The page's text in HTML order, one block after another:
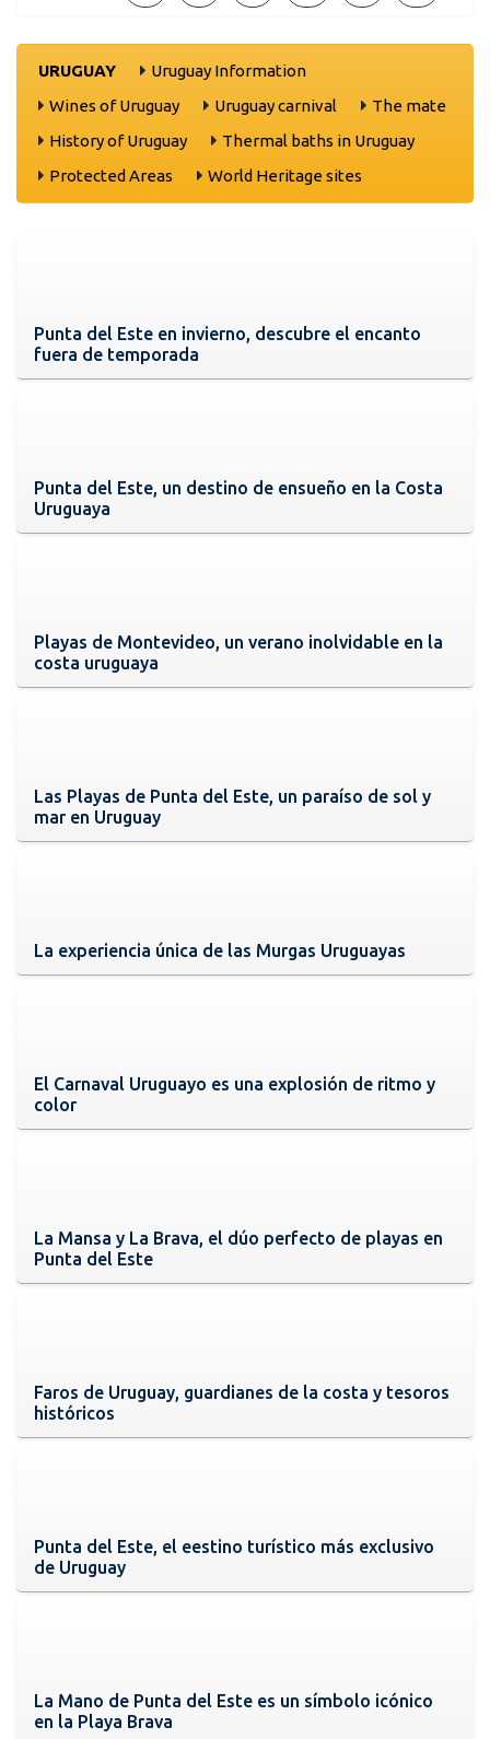
URUGUAY
Uruguay Information
Wines of Uruguay
Uruguay carnival
The mate
History of Uruguay
Thermal baths in Uruguay
Protected Areas
World Heritage sites
Punta del Este en invierno, descubre el encanto
fuera de temporada
Punta del Este, un destino de ensueño en la Costa
Uruguaya
Playas de Montevideo, un verano inolvidable en la
costa uruguaya
Las Playas de Punta del Este, un paraíso de sol y
mar en Uruguay
La experiencia única de las Murgas Uruguayas
El Carnaval Uruguayo es una explosión de ritmo y
color
La Mansa y La Brava, el dúo perfecto de playas en
Punta del Este
Faros de Uruguay, guardianes de la costa y tesoros
históricos
Punta del Este, el eestino turístico más exclusivo
de Uruguay
La Mano de Punta del Este es un símbolo icónico
en la Playa Brava